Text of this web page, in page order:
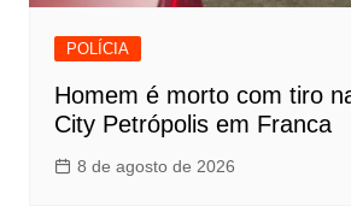
POLÍCIA
Homem é morto com tiro
City Petrópolis em Franca
8 de agosto de 2026